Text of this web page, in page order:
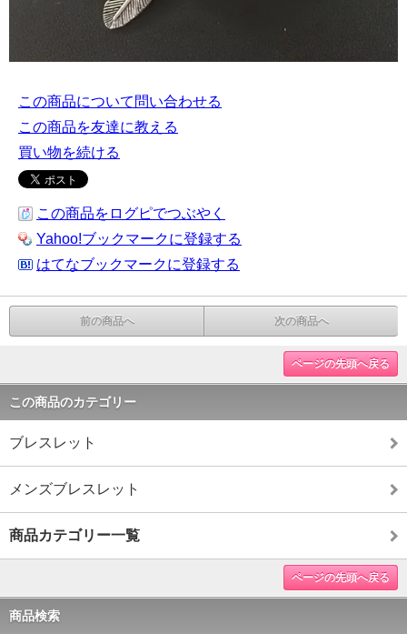
この商品について問い合わせる
この商品を友達に教える
買い物を続ける
この商品をログピでつぶやく
Yahoo!ブックマークに登録する
はてなブックマークに登録する
前の商品へ 次の商品へ
ページの先頭へ戻る
この商品のカテゴリー
ブレスレット
メンズブレスレット
商品カテゴリー一覧
ページの先頭へ戻る
商品検索